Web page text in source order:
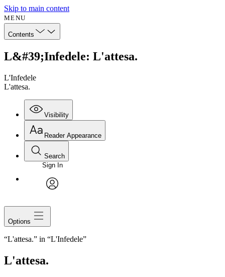
Skip to main content
MENU
Contents
L&#39;Infedele: L'attesa.
L'Infedele
L'attesa.
Visibility
Reader Appearance
Search
Sign In
Options
“L'attesa.” in “L'Infedele”
L'attesa.